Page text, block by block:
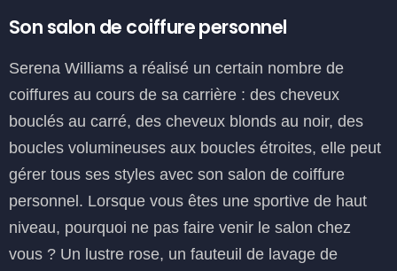
Son salon de coiffure personnel
Serena Williams a réalisé un certain nombre de
coiffures au cours de sa carrière : des cheveux
bouclés au carré, des cheveux blonds au noir, des
boucles volumineuses aux boucles étroites, elle peut
gérer tous ses styles avec son salon de coiffure
personnel. Lorsque vous êtes une sportive de haut
niveau, pourquoi ne pas faire venir le salon chez
vous ? Un lustre rose, un fauteuil de lavage de